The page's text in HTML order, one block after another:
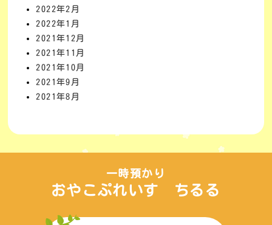
2022年2月
2022年1月
2021年12月
2021年11月
2021年10月
2021年9月
2021年8月
一時預かり
おやこぷれいす ちるる